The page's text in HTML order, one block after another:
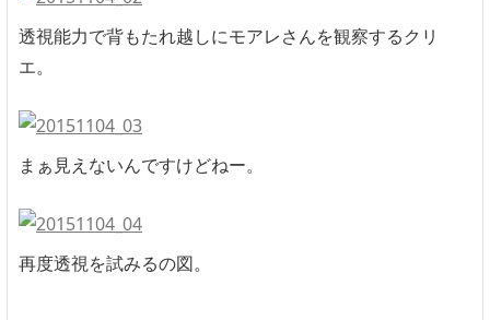
透視能力で背もたれ越しにモアレさんを観察するクリ
エ。
まぁ見えないんですけどねー。
再度透視を試みるの図。